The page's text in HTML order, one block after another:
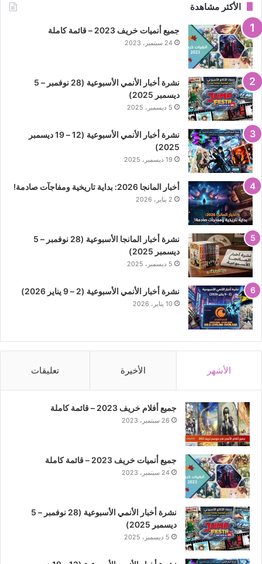
الأكثر مشاهدة
جميع أنميات خريف 2023 – قائمة كاملة
24 سبتمبر، 2023
نشرة أخبار الأنمي الأسبوعية (28 نوفمبر – 5
ديسمبر 2025)
5 ديسمبر، 2025
نشرة أخبار الأنمي الأسبوعية (12 – 19 ديسمبر
2025)
19 ديسمبر، 2025
أخبار المانجا 2026: بداية تاريخية ومفاجآت صادمة!
2 يناير، 2026
نشرة أخبار المانجا الأسبوعية (28 نوفمبر – 5
ديسمبر 2025)
5 ديسمبر، 2025
نشرة أخبار الأنمي الأسبوعية (2 – 9 يناير 2026)
10 يناير، 2026
الأشهر الأخيرة تعليقات
جميع أفلام خريف 2023 – قائمة كاملة
26 سبتمبر، 2023
جميع أنميات خريف 2023 – قائمة كاملة
24 سبتمبر، 2023
نشرة أخبار الأنمي الأسبوعية (28 نوفمبر – 5
ديسمبر 2025)
5 ديسمبر، 2025